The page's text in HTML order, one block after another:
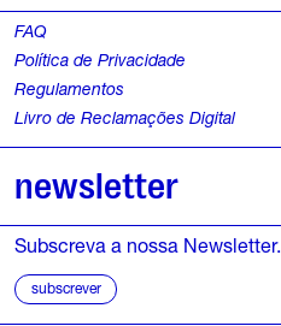
FAQ
Política de Privacidade
Regulamentos
Livro de Reclamações Digital
newsletter
Subscreva a nossa Newsletter.
subscrever